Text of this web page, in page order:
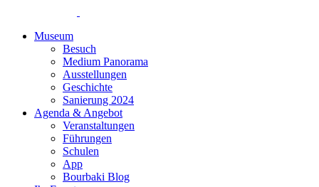
Museum
Besuch
Medium Panorama
Ausstellungen
Geschichte
Sanierung 2024
Agenda & Angebot
Veranstaltungen
Führungen
Schulen
App
Bourbaki Blog